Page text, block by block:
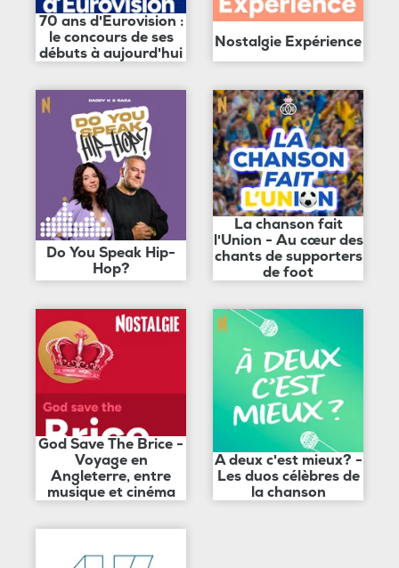
70 ans d'Eurovision :
le concours de ses
débuts à aujourd'hui
Nostalgie Expérience
Do You Speak Hip-
Hop?
La chanson fait
l'Union - Au cœur des
chants de supporters
de foot
God Save The Brice -
Voyage en
Angleterre, entre
musique et cinéma
A deux c'est mieux? -
Les duos célèbres de
la chanson